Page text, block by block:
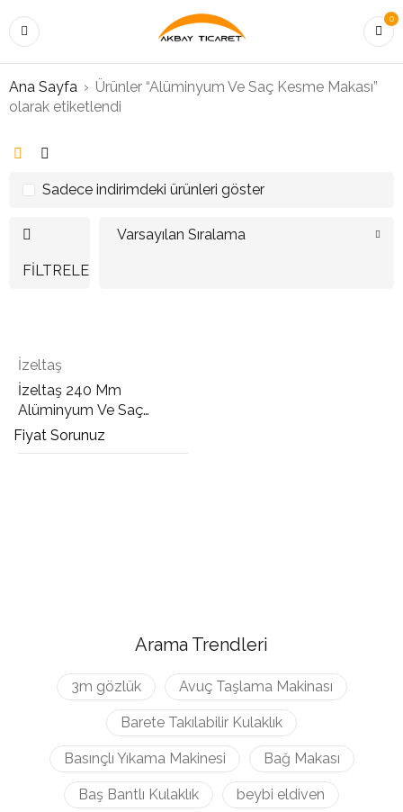
0
Ana Sayfa › Ürünler “Alüminyum Ve Saç Kesme Makası”
olarak etiketlendi
FILTRELE
Varsayılan Sıralama
Sadece indirimdeki ürünleri göster
İzeltaş
İzeltaş 240 Mm
Alüminyum Ve Saç
Kesme Makası
Fiyat Sorunuz
Arama Trendleri
3m gözlük Avuç Taşlama Makinası
Barete Takılabilir Kulaklık
Basınçlı Yıkama Makinesi Bağ Makası
Baş Bantlı Kulaklık beybi eldiven